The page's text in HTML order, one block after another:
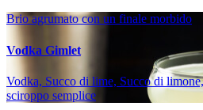
Brio agrumato con un finale morbido
Vodka Gimlet
Vodka, Succo di lime, Succo di
sciroppo semplice